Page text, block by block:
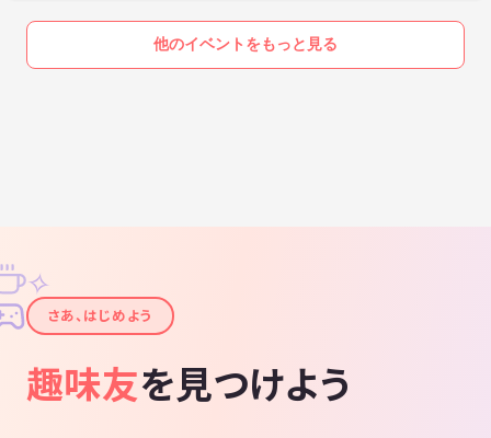
他のイベントをもっと見る
✦
✧
さあ、はじめよう
趣味友を見つけよう